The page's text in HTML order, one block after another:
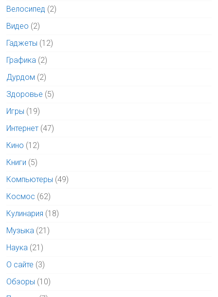
Велосипед (2)
Видео (2)
Гаджеты (12)
Графика (2)
Дурдом (2)
Здоровье (5)
Игры (19)
Интернет (47)
Кино (12)
Книги (5)
Компьютеры (49)
Космос (62)
Кулинария (18)
Музыка (21)
Наука (21)
О сайте (3)
Обзоры (10)